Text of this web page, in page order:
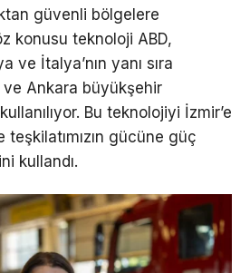
güvenli bölgelere
konusu teknoloji ABD,
ve İtalya’nın yanı sıra
ve Ankara büyükşehir
Bu teknolojiyi İzmir’e
teşkilatımızın gücüne güç
kullandı.